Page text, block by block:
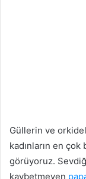
Güllerin ve
kadınların en çok
görüyoruz.
kaybetmeyen